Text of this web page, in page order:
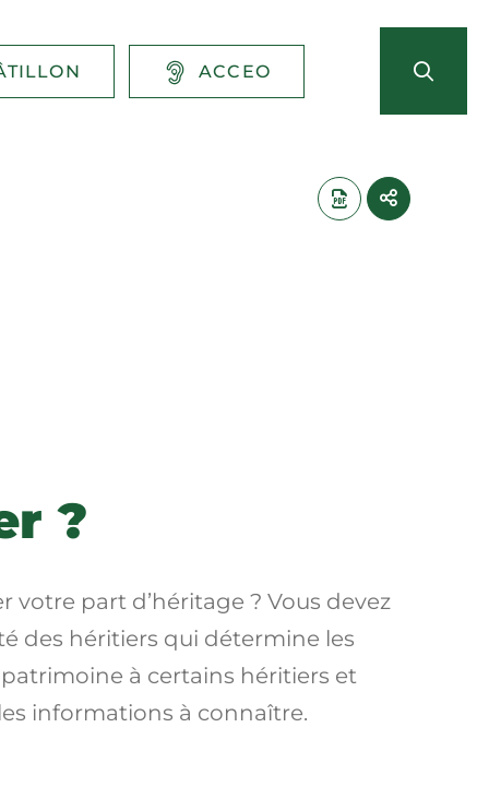
ACCEO
?
votre part d’héritage ? Vous devez
des héritiers qui détermine les
à certains héritiers et
informations à connaître.